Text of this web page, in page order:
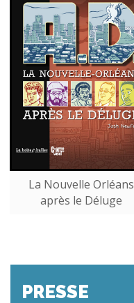
La Nouvelle Orléans
après le Déluge
PRESSE